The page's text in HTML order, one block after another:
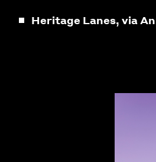
Heritage Lanes, via